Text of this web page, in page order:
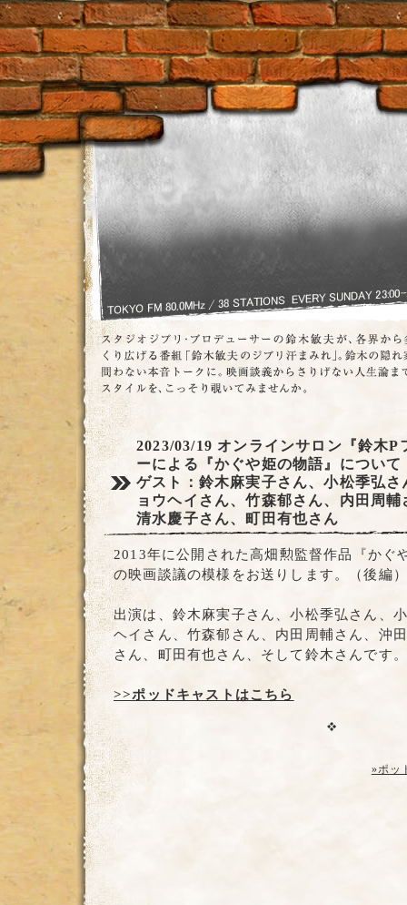
2023/03/19 オンラインサロン『鈴木P
ーによる『かぐや姫の物語』について
ゲスト：鈴木麻実子さん、小松季弘
ョウヘイさん、竹森郁さん、内田周
清水慶子さん、町田有也さん
2013年に公開された高畑勲監督作品『かぐ
の映画談議の模様をお送りします。（後編）
出演は、鈴木麻実子さん、小松季弘さん、
ヘイさん、竹森郁さん、内田周輔さん、沖
さん、町田有也さん、そして鈴木さんです。
>>ポッドキャストはこちら
»ポッ